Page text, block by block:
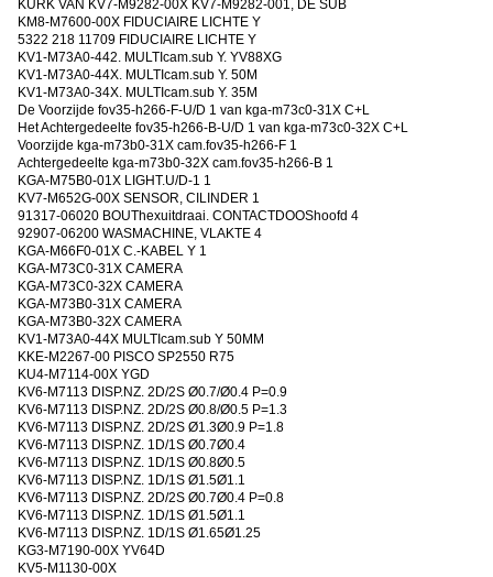
KURK VAN KV7-M9282-00X KV7-M9282-001, DE SUB
KM8-M7600-00X FIDUCIAIRE LICHTE Y
5322 218 11709 FIDUCIAIRE LICHTE Y
KV1-M73A0-442. MULTIcam.sub Y. YV88XG
KV1-M73A0-44X. MULTIcam.sub Y. 50M
KV1-M73A0-34X. MULTIcam.sub Y. 35M
De Voorzijde fov35-h266-F-U/D 1 van kga-m73c0-31X C+L
Het Achtergedeelte fov35-h266-B-U/D 1 van kga-m73c0-32X C+L
Voorzijde kga-m73b0-31X cam.fov35-h266-F 1
Achtergedeelte kga-m73b0-32X cam.fov35-h266-B 1
KGA-M75B0-01X LIGHT.U/D-1 1
KV7-M652G-00X SENSOR, CILINDER 1
91317-06020 BOUThexuitdraai. CONTACTDOOShoofd 4
92907-06200 WASMACHINE, VLAKTE 4
KGA-M66F0-01X C.-KABEL Y 1
KGA-M73C0-31X CAMERA
KGA-M73C0-32X CAMERA
KGA-M73B0-31X CAMERA
KGA-M73B0-32X CAMERA
KV1-M73A0-44X MULTIcam.sub Y 50MM
KKE-M2267-00 PISCO SP2550 R75
KU4-M7114-00X YGD
KV6-M7113 DISP.NZ. 2D/2S Ø0.7/Ø0.4 P=0.9
KV6-M7113 DISP.NZ. 2D/2S Ø0.8/Ø0.5 P=1.3
KV6-M7113 DISP.NZ. 2D/2S Ø1.3Ø0.9 P=1.8
KV6-M7113 DISP.NZ. 1D/1S Ø0.7Ø0.4
KV6-M7113 DISP.NZ. 1D/1S Ø0.8Ø0.5
KV6-M7113 DISP.NZ. 1D/1S Ø1.5Ø1.1
KV6-M7113 DISP.NZ. 2D/2S Ø0.7Ø0.4 P=0.8
KV6-M7113 DISP.NZ. 1D/1S Ø1.5Ø1.1
KV6-M7113 DISP.NZ. 1D/1S Ø1.65Ø1.25
KG3-M7190-00X YV64D
KV5-M1130-00X